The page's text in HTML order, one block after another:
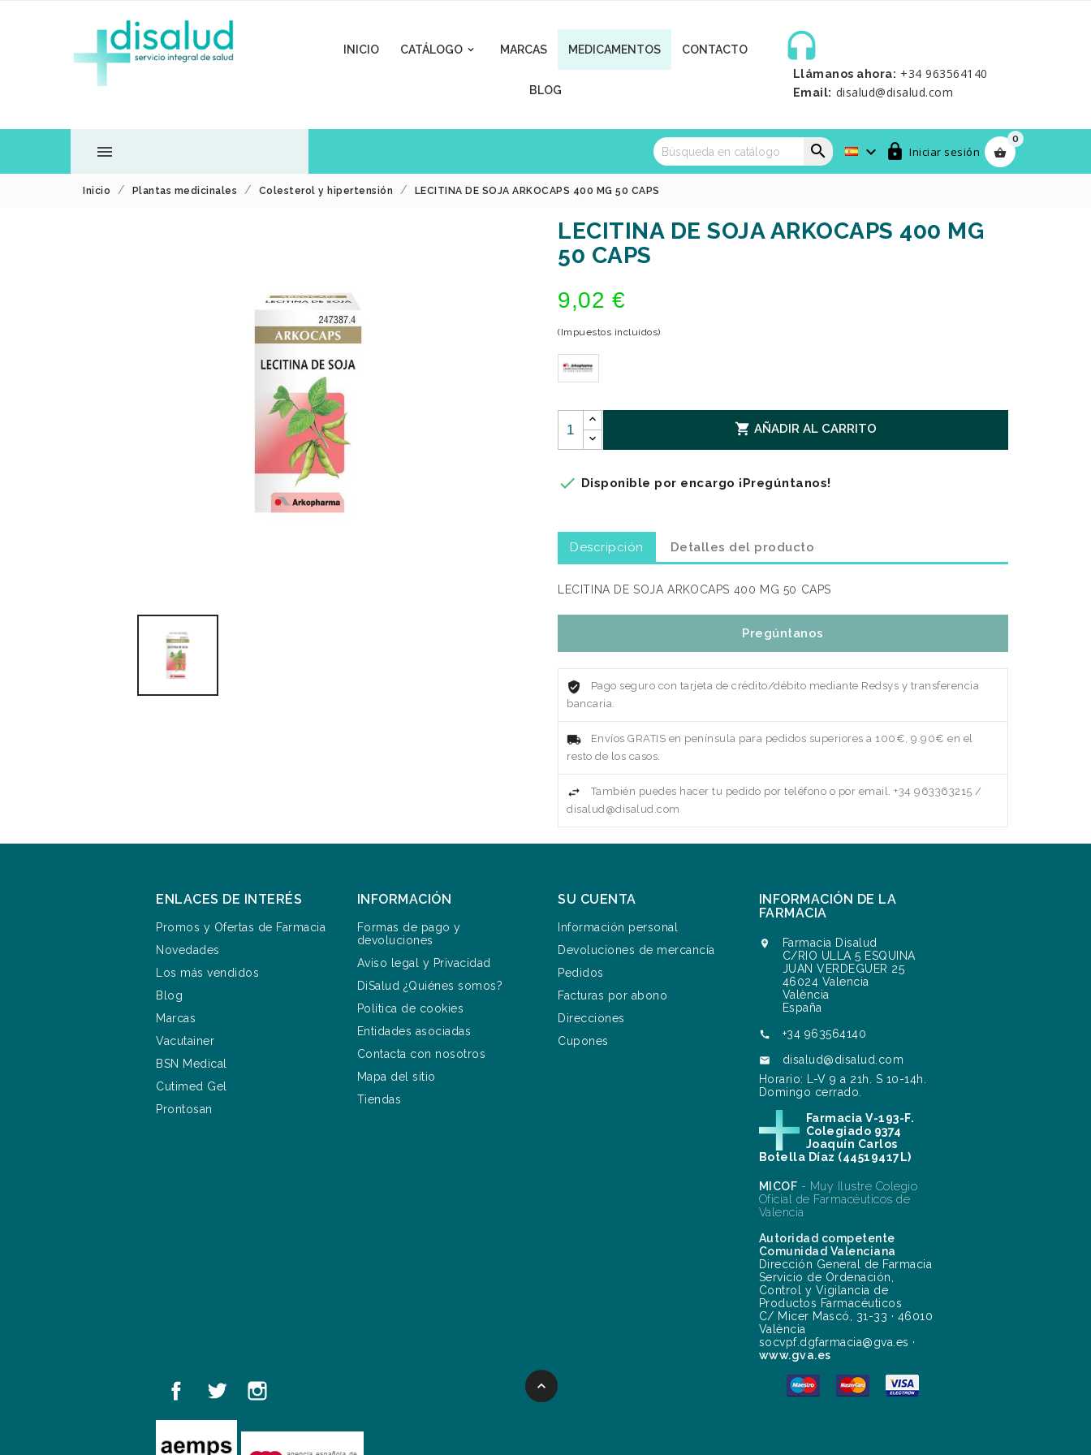
INICIO 
CATÁLOGO MARCAS MEDICAMENTOS CONTACTO
BLOG

Llámanos ahora: +34 963564140
Email: disalud@disalud.com

TODOS LOS

0
 Iniciar sesión


Inicio Plantas medicinales Colesterol y hipertensión LECITINA DE SOJA ARKOCAPS 400 MG 50 CAPS
LECITINA DE SOJA ARKOCAPS 400 MG
50 CAPS
9,02 €
(Impuestos incluidos)
 AÑADIR AL CARRITO
 Disponible por encargo ¡Pregúntanos!
Descripción Detalles del producto
LECITINA DE SOJA ARKOCAPS 400 MG 50 CAPS
Pregúntanos
Pago seguro con tarjeta de crédito/débito mediante Redsys y transferencia
bancaria.
Envíos GRATIS en península para pedidos superiores a 100€, 9.90€ en el
resto de los casos.
También puedes hacer tu pedido por teléfono o por email. +34 963363215 /
disalud@disalud.com
ENLACES DE INTERÉS
Promos y Ofertas de Farmacia
Novedades
Los más vendidos
Blog
Marcas
Vacutainer
BSN Medical
Cutimed Gel
Prontosan
INFORMACIÓN
Formas de pago y
devoluciones
Aviso legal y Privacidad
DiSalud ¿Quiénes somos?
Política de cookies
Entidades asociadas
Contacta con nosotros
Mapa del sitio
Tiendas
SU CUENTA
Información personal
Devoluciones de mercancía
Pedidos
Facturas por abono
Direcciones
Cupones
INFORMACIÓN DE LA
FARMACIA

Farmacia Disalud
C/RIO ULLA 5 ESQUINA
JUAN VERDEGUER 25
46024 Valencia
València
España
 +34 963564140

disalud@disalud.com
Horario: L-V 9 a 21h. S 10-14h.
Domingo cerrado.
Farmacia V-193-F.
Colegiado 9374
Joaquín Carlos
Botella Díaz (44519417L)
MICOF - Muy Ilustre Colegio
Oficial de Farmacéuticos de
Valencia
Autoridad competente
Comunidad Valenciana
Dirección General de Farmacia
Servicio de Ordenación,
Control y Vigilancia de
Productos Farmacéuticos
C/ Micer Mascó, 31-33 · 46010
València
socvpf.dgfarmacia@gva.es ·
www.gva.es
